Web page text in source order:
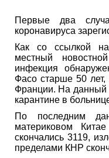
Первые два
коронавируса
Как со ссылкой
местный
инфекция
Фасо старше 50
Франции. На данный
карантине в
По последним
материковом
скончались 3119,
пределами КНР